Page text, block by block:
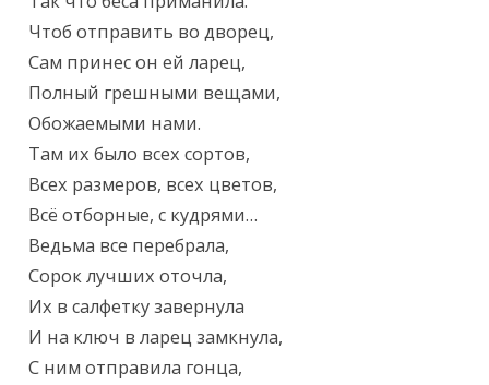
Чтоб отправить во дворец,
Сам принес он ей ларец,
Полный грешными вещами,
Обожаемыми нами.
Там их было всех сортов,
Всех размеров, всех цветов,
Всё отборные, с кудрями…
Ведьма все перебрала,
Сорок лучших оточла,
Их в салфетку завернула
И на ключ в ларец замкнула,
С ним отправила гонца,